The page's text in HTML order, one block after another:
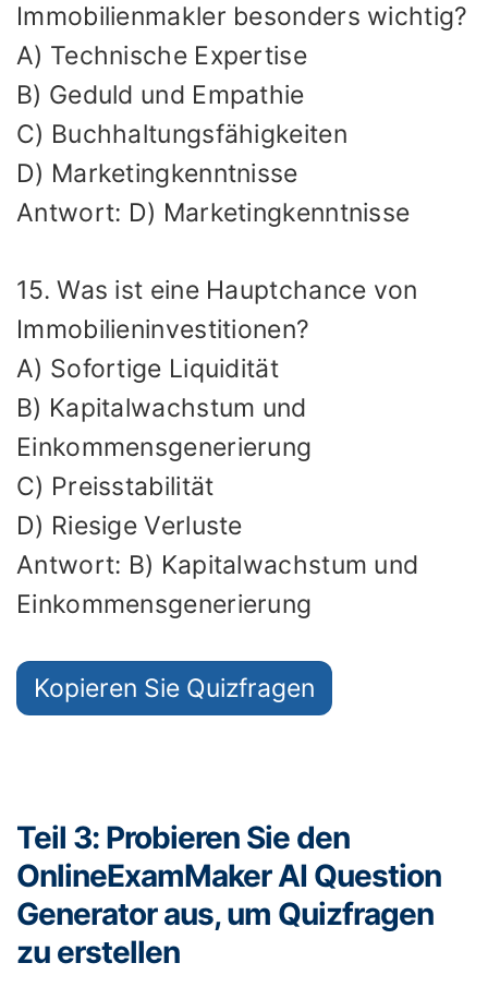
Immobilienmakler besonders wichtig?
A) Technische Expertise
B) Geduld und Empathie
C) Buchhaltungsfähigkeiten
D) Marketingkenntnisse
Antwort: D) Marketingkenntnisse
15. Was ist eine Hauptchance von
Immobilieninvestitionen?
A) Sofortige Liquidität
B) Kapitalwachstum und
Einkommensgenerierung
C) Preisstabilität
D) Riesige Verluste
Antwort: B) Kapitalwachstum und
Einkommensgenerierung
Kopieren Sie Quizfragen
Teil 3: Probieren Sie den
OnlineExamMaker AI Question
Generator aus, um Quizfragen
zu erstellen